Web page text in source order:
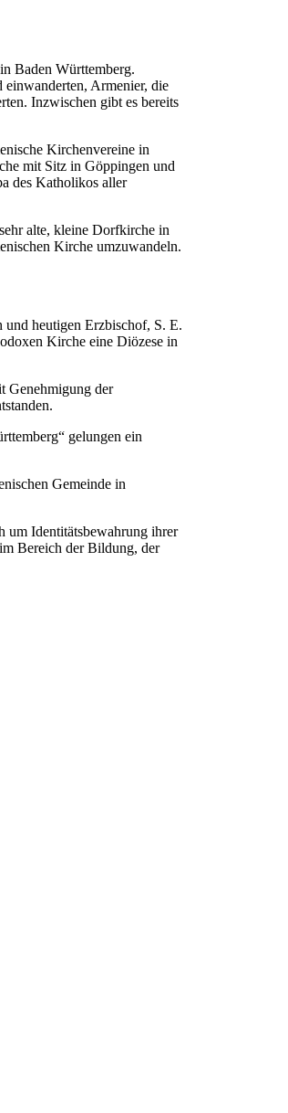
Baden Württemberg.
einwanderten, Armenier, die
Inzwischen gibt es bereits
Kirchenvereine in
mit Sitz in Göppingen und
des Katholikos aller
alte, kleine Dorfkirche in
Kirche umzuwandeln.
heutigen Erzbischof, S. E.
Kirche eine Diözese in
Genehmigung der
gelungen ein
Gemeinde in
um Identitätsbewahrung ihrer
Bereich der Bildung, der